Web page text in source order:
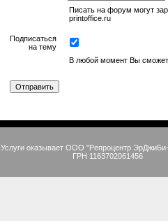
Писать на форум могут
printoffice.ru
Подписаться
на тему
В любой момент Вы
Услуги оказывает ООО "Репроцентр
ГРН 1163702061456